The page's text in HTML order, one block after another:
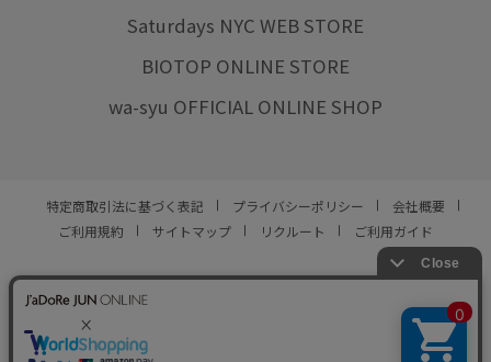
Saturdays NYC WEB STORE
BIOTOP ONLINE STORE
wa-syu OFFICIAL ONLINE SHOP
特定商取引法に基づく表記 プライバシーポリシー
会社概要
ご利用規約
サイトマップ リクルート ご利用ガイド
© JUN CO.,LTD. ALL RIGHTS RESERVED.